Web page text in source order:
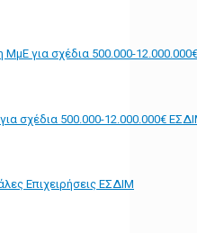
για σχέδια 500.000-
σχέδια 500.000-12.000.000€
Επιχειρήσεις ΕΣΔΙΜ